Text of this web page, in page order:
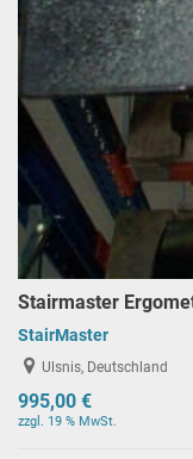
Stairmaster
StairMaster
Ulsnis, Deutschland
995,00 €
zzgl. 19 % MwSt.